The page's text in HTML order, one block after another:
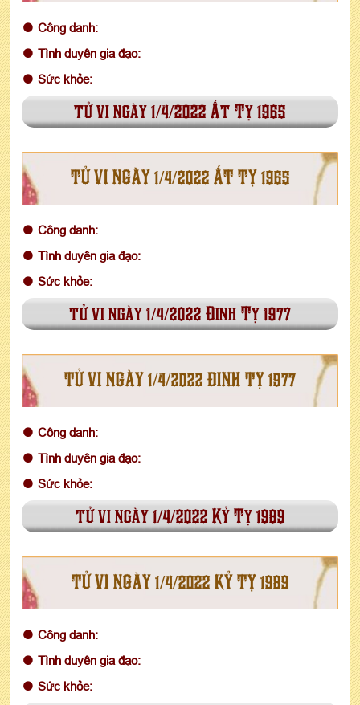
Công danh:
Tình duyên gia đạo:
Sức khỏe:
tử vi ngày 1/4/2022 Ất Tỵ 1965
TỬ VI NGÀY 1/4/2022 ẤT TỴ 1965
Công danh:
Tình duyên gia đạo:
Sức khỏe:
tử vi ngày 1/4/2022 Đinh Tỵ 1977
TỬ VI NGÀY 1/4/2022 ĐINH TỴ 1977
Công danh:
Tình duyên gia đạo:
Sức khỏe:
tử vi ngày 1/4/2022 Kỷ Tỵ 1989
TỬ VI NGÀY 1/4/2022 KỶ TỴ 1989
Công danh:
Tình duyên gia đạo:
Sức khỏe: